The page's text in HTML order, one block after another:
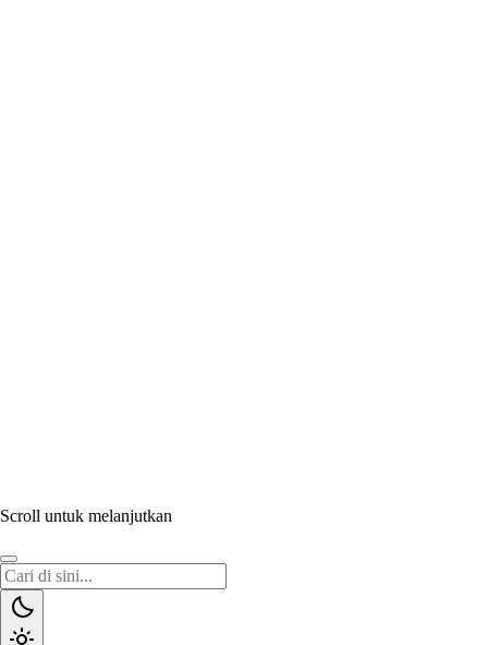
Scroll untuk melanjutkan